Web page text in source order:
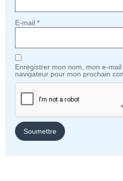
E-mail *
Enregistrer mon nom, mon e-
navigateur pour mon prochain